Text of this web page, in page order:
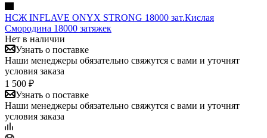
НСЖ INFLAVE ONYX STRONG 18000 зат.Кислая
Смородина 18000 затяжек
Нет в наличии
Узнать о поставке
Наши менеджеры обязательно свяжутся с вами и уточнят
условия заказа
1 500 ₽
Узнать о поставке
Наши менеджеры обязательно свяжутся с вами и уточнят
условия заказа